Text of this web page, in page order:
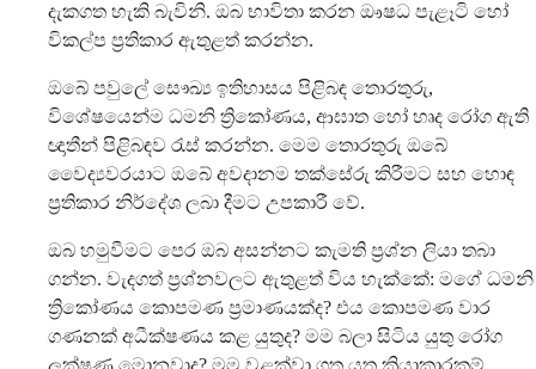
දැකගත හැකි බැවිනි. ඔබ භාවිතා කරන ඖෂධ පැළෑටි හෝ
විකල්ප ප්‍රතිකාර ඇතුළත් කරන්න.
ඔබේ පවුලේ සෞඛ්‍ය ඉතිහාසය පිළිබඳ තොරතුරු,
විශේෂයෙන්ම ධමනි ත්‍රිකෝණය, ආඝාත හෝ හෘද රෝග ඇති
ඥාතීන් පිළිබඳව රැස් කරන්න. මෙම තොරතුරු ඔබේ
වෛද්‍යවරයාට ඔබේ අවදානම තක්සේරු කිරීමට සහ හොඳ
ප්‍රතිකාර නිර්දේශ ලබා දීමට උපකාරී වේ.
ඔබ හමුවීමට පෙර ඔබ අසන්නට කැමති ප්‍රශ්න ලියා තබා
ගන්න. වැදගත් ප්‍රශ්නවලට ඇතුළත් විය හැක්කේ: මගේ ධමනි
ත්‍රිකෝණය කොපමණ ප්‍රමාණයක්ද? එය කොපමණ වාර
ගණනක් අධීක්ෂණය කළ යුතුද? මම බලා සිටිය යුතු රෝග